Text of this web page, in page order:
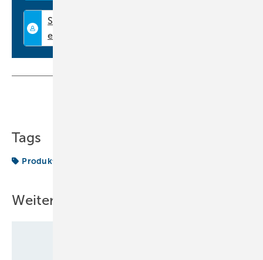
Tags
Produkte
Weitere Inhalte